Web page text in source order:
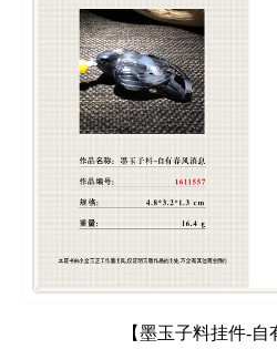
【墨玉子料挂件-自